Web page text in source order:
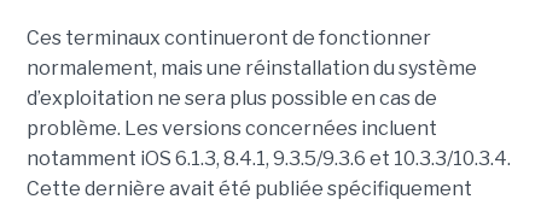
Ces terminaux continueront de fonctionner
normalement, mais une réinstallation du système
d’exploitation ne sera plus possible en cas de
problème. Les versions concernées incluent
notamment iOS 6.1.3, 8.4.1, 9.3.5/9.3.6 et 10.3.3/10.3.4.
Cette dernière avait été publiée spécifiquement